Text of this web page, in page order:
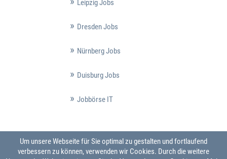
Leipzig Jobs
Dresden Jobs
Nürnberg Jobs
Duisburg Jobs
Jobbörse IT
Um unsere Webseite für Sie optimal zu gestalten und fortlaufend
verbessern zu können, verwenden wir Cookies. Durch die weitere